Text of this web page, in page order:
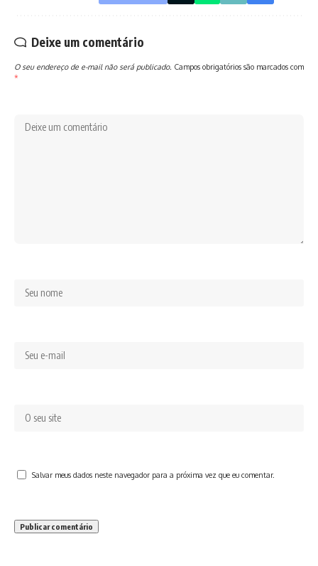
Deixe um comentário
O seu endereço de e-mail não será publicado. Campos obrigatórios são marcados com
*
Salvar meus dados neste navegador para a próxima vez que eu comentar.